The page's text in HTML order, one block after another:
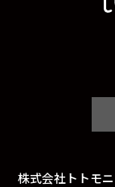
株式会社トトモ